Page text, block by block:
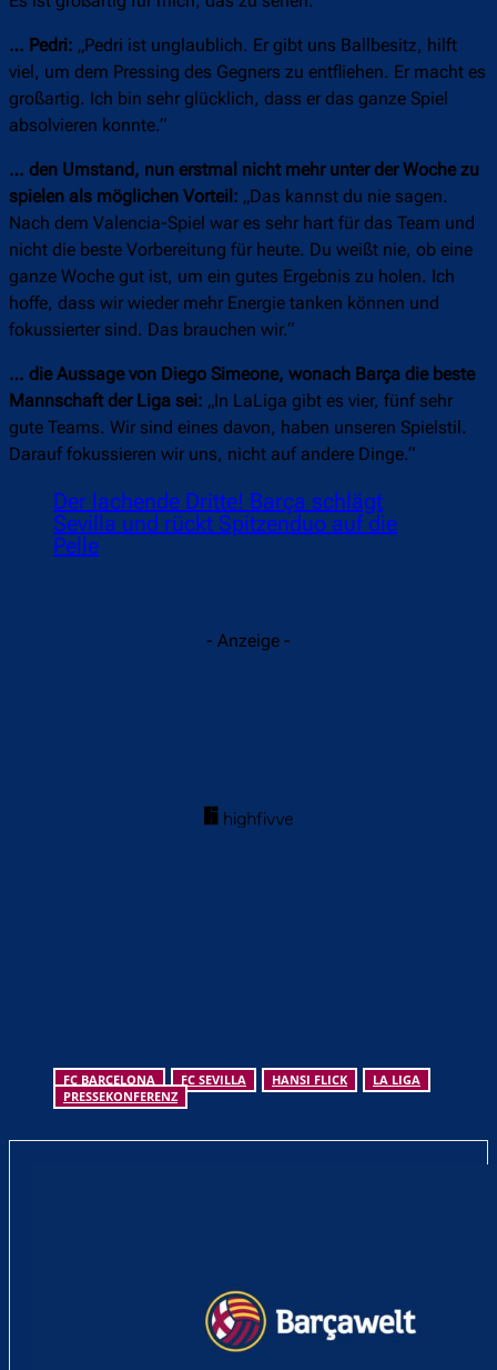
… Pedri: „Pedri ist unglaublich. Er gibt uns Ballbesitz, hilft
viel, um dem Pressing des Gegners zu entfliehen. Er macht es
großartig. Ich bin sehr glücklich, dass er das ganze Spiel
absolvieren konnte.“
… den Umstand, nun erstmal nicht mehr unter der Woche zu
spielen als möglichen Vorteil: „Das kannst du nie sagen.
Nach dem Valencia-Spiel war es sehr hart für das Team und
nicht die beste Vorbereitung für heute. Du weißt nie, ob eine
ganze Woche gut ist, um ein gutes Ergebnis zu holen. Ich
hoffe, dass wir wieder mehr Energie tanken können und
fokussierter sind. Das brauchen wir.“
… die Aussage von Diego Simeone, wonach Barça die beste
Mannschaft der Liga sei: „In LaLiga gibt es vier, fünf sehr
gute Teams. Wir sind eines davon, haben unseren Spielstil.
Darauf fokussieren wir uns, nicht auf andere Dinge.“
Der lachende Dritte! Barça schlägt
Sevilla und rückt Spitzenduo auf die
Pelle
- Anzeige -
FC BARCELONA FC SEVILLA HANSI FLICK
LA LIGA
PRESSEKONFERENZ